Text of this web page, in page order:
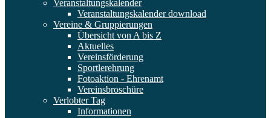
Veranstaltungskalender
Veranstaltungskalender download
Vereine & Gruppierungen
Übersicht von A bis Z
Aktuelles
Vereinsförderung
Sportlerehrung
Fotoaktion - Ehrenamt
Vereinsbroschüre
Verlobter Tag
Informationen